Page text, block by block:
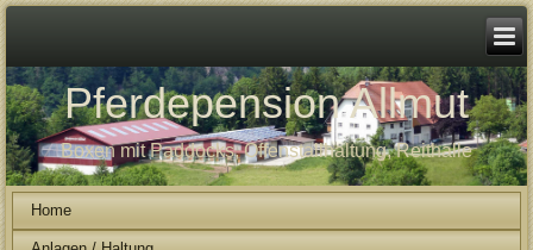
Pferdepension Allmut
Boxen mit Paddocks, Offenstallhaltung, Reithalle
Home